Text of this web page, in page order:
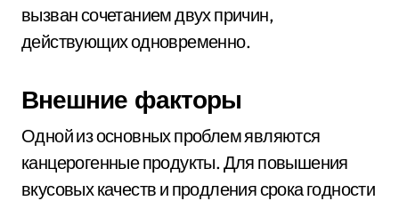
вызван сочетанием двух причин,
действующих одновременно.
Внешние факторы
Одной из основных проблем являются
канцерогенные продукты. Для повышения
вкусовых качеств и продления срока годности